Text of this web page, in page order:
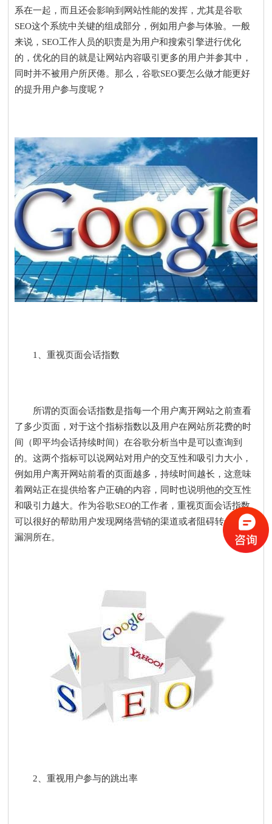
系在一起，而且还会影响到网站性能的发挥，尤其是谷歌
SEO这个系统中关键的组成部分，例如用户参与体验。一般
来说，SEO工作人员的职责是为用户和搜索引擎进行优化
的，优化的目的就是让网站内容吸引更多的用户并参其中，
同时并不被用户所厌倦。那么，谷歌SEO要怎么做才能更好
的提升用户参与度呢？
1、重视页面会话指数
所谓的页面会话指数是指每一个用户离开网站之前查看
了多少页面，对于这个指标指数以及用户在网站所花费的时
间（即平均会话持续时间）在谷歌分析当中是可以查询到
的。这两个指标可以说网站对用户的交互性和吸引力大小，
例如用户离开网站前看的页面越多，持续时间越长，这意味
着网站正在提供给客户正确的内容，同时也说明他的交互性
和吸引力越大。作为谷歌SEO的工作者，重视页面会话指数
可以很好的帮助用户发现网络营销的渠道或者阻碍转化时的
漏洞所在。
2、重视用户参与的跳出率